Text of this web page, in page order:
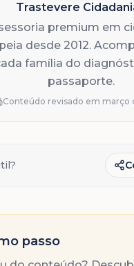
Trastevere
premium em
desde 2012.
família do
passaporte.
Conteúdo revisado em março
passo